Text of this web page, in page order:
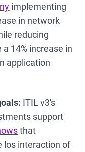
implementing
in network
reducing
14% increase in
application
ITIL v3's
support
that
los interaction of